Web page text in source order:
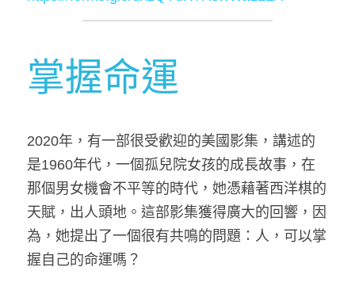
掌握命運
2020年，有一部很受歡迎的美國影集，講述的
是1960年代，一個孤兒院女孩的成長故事，在
那個男女機會不平等的時代，她憑藉著西洋棋的
天賦，出人頭地。這部影集獲得廣大的回響，因
為，她提出了一個很有共鳴的問題：人，可以掌
握自己的命運嗎？